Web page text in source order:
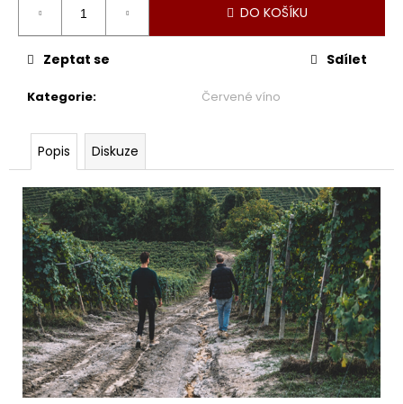
DO KOŠÍKU
Kategorie: Červené víno
Zeptat se Sdílet
Popis Diskuze